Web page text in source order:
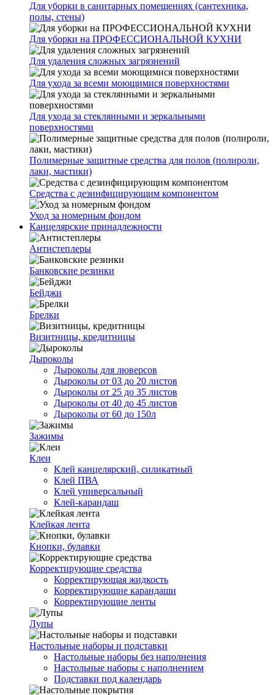
Для уборки в санитарных помещениях (сантехника,
полы, стены)
Для уборки на ПРОФЕССИОНАЛЬНОЙ КУХНИ
Для удаления сложных загрязнений
Для ухода за всеми моющимися поверхностями
Для ухода за стеклянными и зеркальными
поверхностями
Полимерные защитные средства для полов (полироли,
лаки, мастики)
Средства с дезинфицирующим компонентом
Уход за номерным фондом
Канцелярские принадлежности
Антистеплеры
Банковские резинки
Бейджи
Брелки
Визитницы, кредитницы
Дыроколы
Дыроколы для люверсов
Дыроколы от 03 до 20 листов
Дыроколы от 25 до 35 листов
Дыроколы от 40 до 45 листов
Дыроколы от 60 до 150л
Зажимы
Клеи
Клей канцелярский, силикатный
Клей ПВА
Клей универсальный
Клей-карандаш
Клейкая лента
Кнопки, булавки
Корректирующие средства
Корректирующая жидкость
Корректирующие карандаши
Корректирующие ленты
Лупы
Настольные наборы и подставки
Настольные наборы без наполнения
Настольные наборы с наполнением
Подставки под календарь